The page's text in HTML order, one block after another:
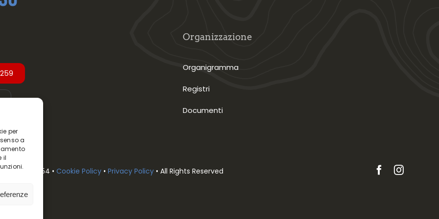
per
a
il
Organizzazione
Organigramma
Registri
Documenti
97081850154 • Cookie Policy• Privacy Policy• All Rights Reserved